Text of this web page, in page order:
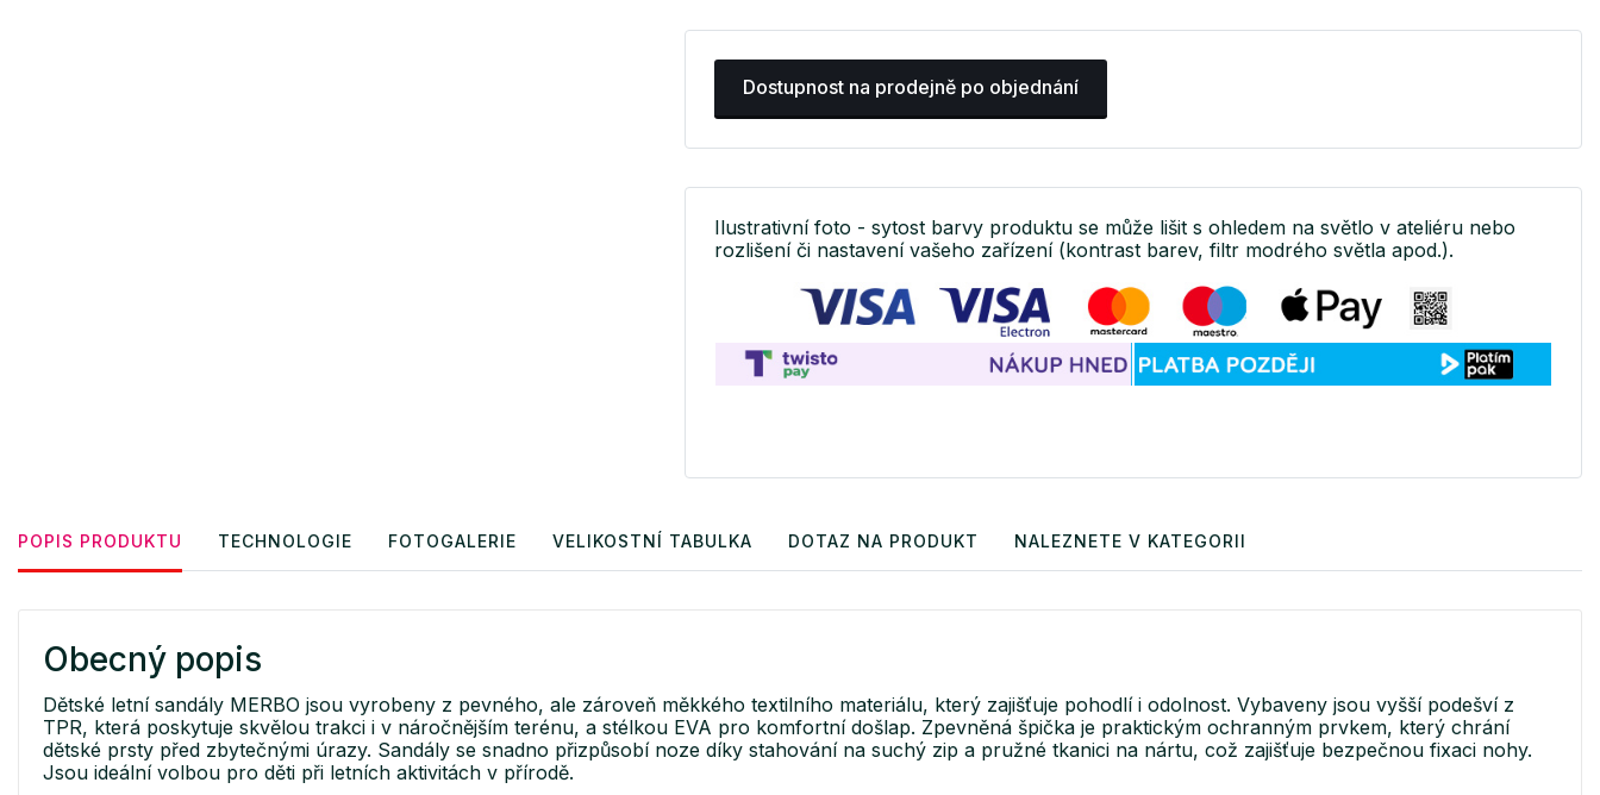
Dostupnost na prodejně po objednání
Ilustrativní foto - sytost barvy produktu se může lišit s ohledem na světlo v ateliéru nebo
rozlišení či nastavení vašeho zařízení (kontrast barev, filtr modrého světla apod.).
POPIS PRODUKTU TECHNOLOGIE FOTOGALERIE VELIKOSTNÍ TABULKA DOTAZ NA PRODUKT NALEZNETE V KATEGORII
Obecný popis
Dětské letní sandály MERBO jsou vyrobeny z pevného, ale zároveň měkkého textilního materiálu, který zajišťuje pohodlí i odolnost. Vybaveny jsou vyšší podešví z
TPR, která poskytuje skvělou trakci i v náročnějším terénu, a stélkou EVA pro komfortní došlap. Zpevněná špička je praktickým ochranným prvkem, který chrání
dětské prsty před zbytečnými úrazy. Sandály se snadno přizpůsobí noze díky stahování na suchý zip a pružné tkanici na nártu, což zajišťuje bezpečnou fixaci nohy.
Jsou ideální volbou pro děti při letních aktivitách v přírodě.